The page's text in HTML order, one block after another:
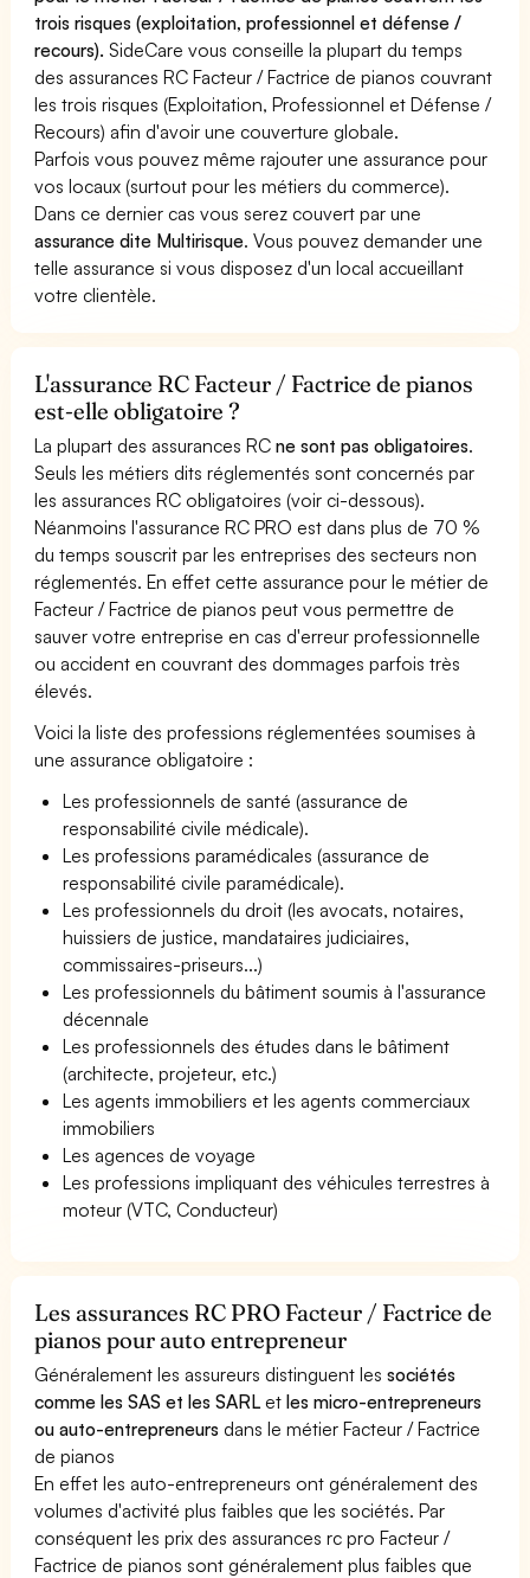
trois risques (exploitation, professionnel et défense /
recours). SideCare vous conseille la plupart du temps
des assurances RC Facteur / Factrice de pianos couvrant
les trois risques (Exploitation, Professionnel et Défense /
Recours) afin d'avoir une couverture globale.
Parfois vous pouvez même rajouter une assurance pour
vos locaux (surtout pour les métiers du commerce).
Dans ce dernier cas vous serez couvert par une
assurance dite Multirisque. Vous pouvez demander une
telle assurance si vous disposez d'un local accueillant
votre clientèle.
L'assurance RC Facteur / Factrice de pianos
est-elle obligatoire ?
La plupart des assurances RCne sont pas obligatoires.
Seuls les métiers dits réglementés sont concernés par
les assurances RC obligatoires (voir ci-dessous).
Néanmoins l'assurance RC PRO est dans plus de 70 %
du temps souscrit par les entreprises des secteurs non
réglementés. En effet cette assurance pour le métier de
Facteur / Factrice de pianos peut vous permettre de
sauver votre entreprise en cas d'erreur professionnelle
ou accident en couvrant des dommages parfois très
élevés.
Voici la liste des professions réglementées soumises à
une assurance obligatoire :
Les professionnels de santé (assurance de
responsabilité civile médicale).
Les professions paramédicales (assurance de
responsabilité civile paramédicale).
Les professionnels du droit (les avocats, notaires,
huissiers de justice, mandataires judiciaires,
commissaires-priseurs...)
Les professionnels du bâtiment soumis à l'assurance
décennale
Les professionnels des études dans le bâtiment
(architecte, projeteur, etc.)
Les agents immobiliers et les agents commerciaux
immobiliers
Les agences de voyage
Les professions impliquant des véhicules terrestres à
moteur (VTC, Conducteur)
Les assurances RC PRO Facteur / Factrice de
pianos pour auto entrepreneur
Généralement les assureurs distinguent lessociétés
comme les SAS et les SARL etles micro-entrepreneurs
ou auto-entrepreneurs dans le métier Facteur / Factrice
de pianos
En effet les auto-entrepreneurs ont généralement des
volumes d'activité plus faibles que les sociétés. Par
conséquent les prix des assurances rc pro Facteur /
Factrice de pianos sont généralement plus faibles que